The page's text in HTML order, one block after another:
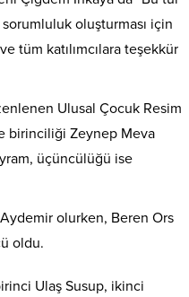
oluşturması için
tüm katılımcılara teşekkür
Ulusal Çocuk Resim
birinciliği Zeynep Meva
üçüncülüğü ise
olurken, Beren Ors
oldu.
Ulaş Susup, ikinci